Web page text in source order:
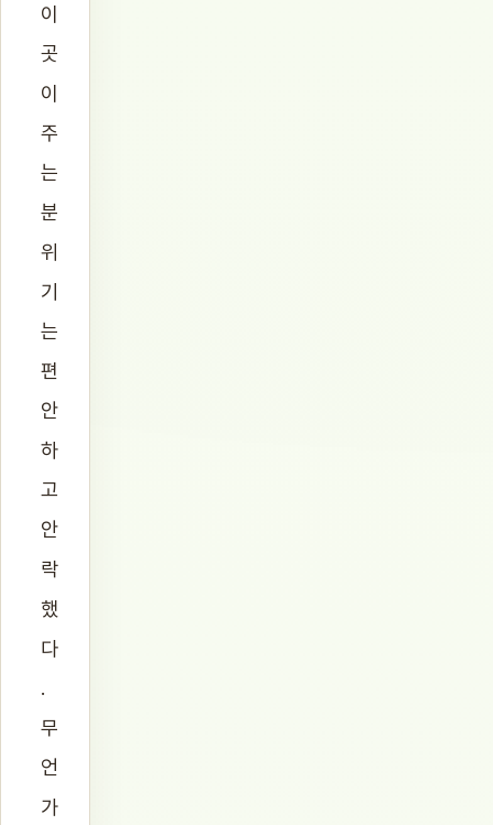
이
곳
이
주
는
분
위
기
는
편
안
하
고
안
락
했
다
.
무
언
가